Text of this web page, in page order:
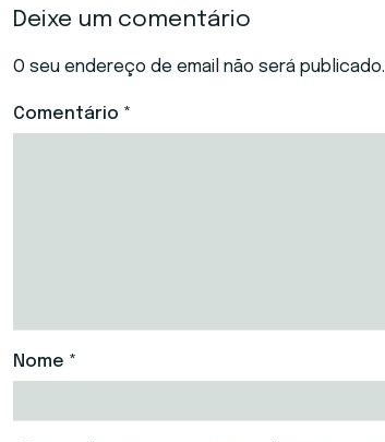
Deixe um comentário
O seu endereço de email não será publicado.
Comentário *
Nome *